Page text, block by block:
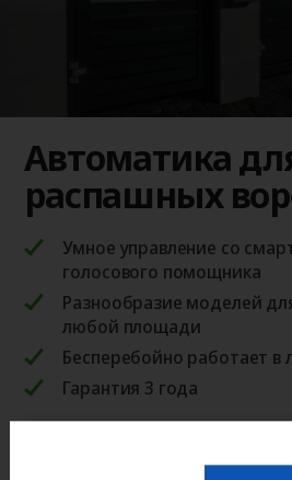
Автоматика
распашных
Умное управление со
голосового помощника
Разнообразие моделей
любой площади
Бесперебойно работает в
Гарантия 3 года